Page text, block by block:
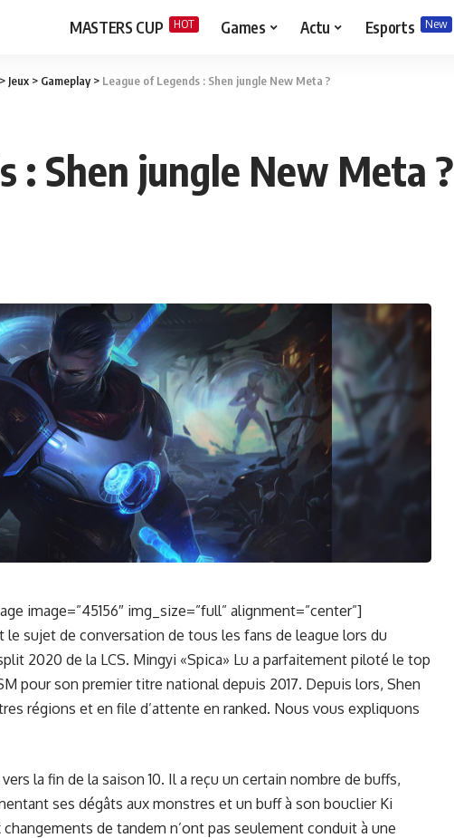
MASTERS CUP HOT Games Actu Esports New
> Jeux > Gameplay> League of Legends : Shen jungle New Meta ?
: Shen jungle New Meta ?
image=”45156″ img_size=”full” alignment=”center”]
sujet de conversation de tous les fans de league lors du
2020 de la LCS. Mingyi «Spica» Lu a parfaitement piloté le top
pour son premier titre national depuis 2017. Depuis lors, Shen
régions et en file d’attente en ranked. Nous vous expliquons
la fin de la saison 10. Il a reçu un certain nombre de buffs,
ses dégâts aux monstres et un buff à son bouclier Ki
changements de tandem n’ont pas seulement conduit à une